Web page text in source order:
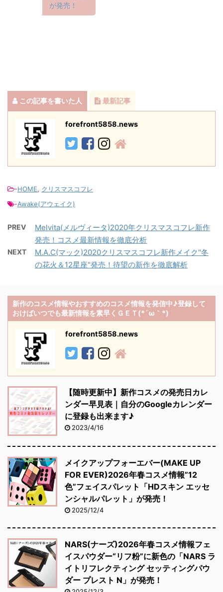
が発売！
この記事を書いた人 最新記事
forefront5858.news
-HOME, クリスマスコフレ
-Awake(アウェイク)
PREV
Melvita(メルヴィータ)2020年クリスマスコフレ新作
発売！コスメ最新情報を徹底分析
NEXT
M.A.C(マック)2020クリスマスコフレ新作メイク"冬
の花火＆12星座"発売！待望の新作を徹底解析
新作のコスメ情報やおすすめのコスメ情報を発信中♪登録して
おけばいつでも最新情報を素早くＧＥＴ(*´ω｀*)
forefront5858.news
【随時更新中】新作コスメの発売日カレ
ンダー早見表｜自分のGoogleカレンダー
に登録も出来ます♪
2023/4/16
メイクアップフォーエバー(MAKE UP
FOR EVER)2026年春コスメ情報”12
色”フェイスパレット「HDスキン エッセ
ンシャルパレット」が発売！
2025/12/4
NARS(ナーズ)2026年春コスメ情報フェ
イスパウダー“リフ粉”に新色の「NARS ラ
イトリフレクティング セッティングパウ
ダー プレスト N」が発売！